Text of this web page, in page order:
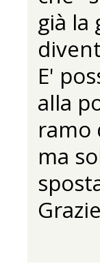
già la
E'
alla
ramo
ma